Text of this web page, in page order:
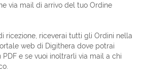
via mail di arrivo del tuo Ordine
ricezione, riceverai tutti gli Ordini nella
web di Digithera dove potrai
e se vuoi inoltrarli via mail a chi